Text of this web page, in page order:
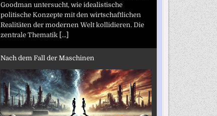
Goodman untersucht, wie idealistische
politische Konzepte mit den wirtschaftlichen
Realitäten der modernen Welt kollidieren. Die
zentrale Thematik [...]
Nach dem Fall der Maschinen